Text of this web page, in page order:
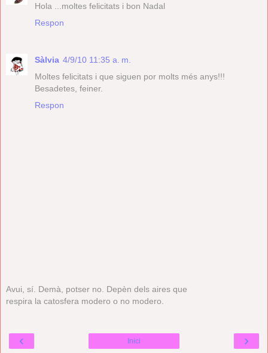
Hola ...moltes felicitats i bon Nadal
Respon
Sàlvia 4/9/10 11:35 a. m.
Moltes felicitats i que siguen por molts més anys!!!
Besadetes, feiner.
Respon
Avui, sí. Demà, potser no. Depèn dels aires que
respira la catosfera modero o no modero.
‹ ›
Inici